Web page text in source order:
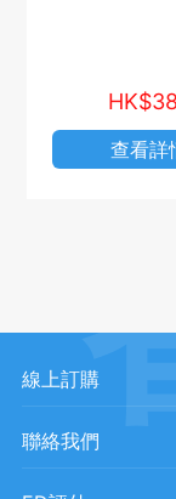
查看詳
線上訂購
聯絡我們